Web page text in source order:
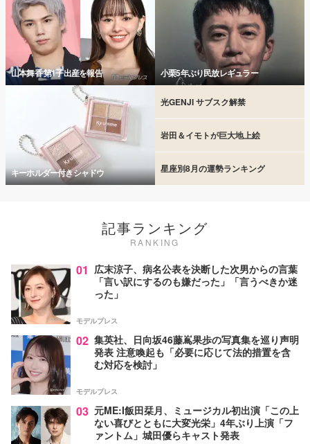
山本舞香 第1子出産を報告 小栗5年ぶり民放レギュラー
キーホルダー付きシャドウ
光GENJI サブスク解禁
岩田＆イモトが巨大地上絵
星座別8月の運勢ランキング
記事ランキング
RANKING
01 広末涼子、病名公表を決断した次男からの言葉
「言い訳にするのも嫌だった」「言うべきか迷
った」
モデルプレス
02 集英社、日向坂46藤嶌果歩の写真集を巡り声明
発表 注意喚起も「必要に応じて法的措置を含
む対応を検討」
モデルプレス
03 元ME:I飯田栞月、ミュージカル初出演「この上
ない喜びとともに大変光栄」4年ぶり上演「フ
ァントム」城田優らキャスト発表